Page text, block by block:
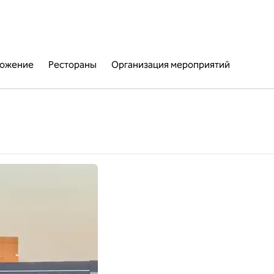
Рестораны Организация мероприятий